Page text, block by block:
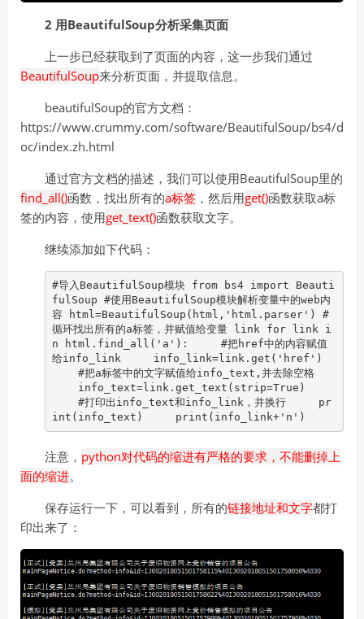
2 用BeautifulSoup分析采集页面
上一步已经获取到了页面的内容，这一步我们通过
BeautifulSoup来分析页面，并提取信息。
beautifulSoup的官方文档：
https://www.crummy.com/software/BeautifulSoup/bs4/d
oc/index.zh.html
通过官方文档的描述，我们可以使用BeautifulSoup里的
find_all()函数，找出所有的a标签 ，然后用get()函数获取a标
签的内容，使用get_text()函数获取文字。
继续添加如下代码：
#导入BeautifulSoup模块 from bs4 import Beauti
fulSoup #使用BeautifulSoup模块解析变量中的web内
容 html=BeautifulSoup(html,'html.parser') #
循环找出所有的a标签，并赋值给变量 link for link i
n html.find_all('a'): #把href中的内容赋值
给info_link info_link=link.get('href')
#把a标签中的文字赋值给info_text,并去除空格
info_text=link.get_text(strip=True)
#打印出info_text和info_link，并换行 pr
int(info_text) print(info_link+'n')
注意， python对代码的缩进有严格的要求，不能删掉上
面的缩进。
保存运行一下，可以看到，所有的链接地址和文字都打
印出来了：